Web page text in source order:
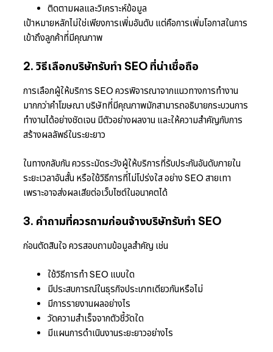
ติดตามผลและวิเคราะห์ข้อมูล
เป้าหมายหลักไม่ใช่เพียงการเพิ่มอันดับ แต่คือการเพิ่มโอกาสในการ
เข้าถึงลูกค้าที่มีคุณภาพ
2. วิธีเลือกบริษัทรับทำ SEO ที่น่าเชื่อถือ
การเลือกผู้ให้บริการ SEO ควรพิจารณาจากแนวทางการทำงาน
มากกว่าคำโฆษณา บริษัทที่มีคุณภาพมักสามารถอธิบายกระบวนการ
ทำงานได้อย่างชัดเจน มีตัวอย่างผลงาน และให้ความสำคัญกับการ
สร้างผลลัพธ์ในระยะยาว
ในทางกลับกัน ควรระมัดระวังผู้ให้บริการที่รับประกันอันดับภายใน
ระยะเวลาอันสั้น หรือใช้วิธีการที่ไม่โปร่งใส อย่าง SEO สายเทา
เพราะอาจส่งผลเสียต่อเว็บไซต์ในอนาคตได้
3. คำถามที่ควรถามก่อนจ้างบริษัทรับทำ SEO
ก่อนตัดสินใจ ควรสอบถามข้อมูลสำคัญ เช่น
ใช้วิธีการทำ SEO แบบใด
มีประสบการณ์ในธุรกิจประเภทเดียวกันหรือไม่
มีการรายงานผลอย่างไร
วัดความสำเร็จจากตัวชี้วัดใด
มีแผนการดำเนินงานระยะยาวอย่างไร